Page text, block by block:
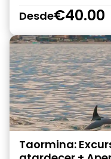
Desde€40.00
Taormina: